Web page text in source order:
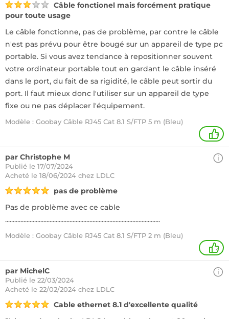
Câble fonctionel mais forcément pratique
pour toute usage
Le câble fonctionne, pas de problème, par contre le câble
n'est pas prévu pour être bougé sur un appareil de type pc
portable. Si vous avez tendance à repositionner souvent
votre ordinateur portable tout en gardant le câble inséré
dans le port, du fait de sa rigidité, le câble peut sortir du
port. Il faut mieux donc l'utiliser sur un appareil de type
fixe ou ne pas déplacer l'équipement.
Modèle : Goobay Câble RJ45 Cat 8.1 S/FTP 5 m (Bleu)
+
par Christophe M
Publié le 17/07/2024
Acheté le 18/06/2024 chez LDLC
pas de problème
Pas de problème avec ce cable
.....................................................................................................
Modèle : Goobay Câble RJ45 Cat 8.1 S/FTP 2 m (Bleu)
2
par MichelC
Publié le 22/03/2024
Acheté le 22/02/2024 chez LDLC
Cable ethernet 8.1 d'excellente qualité